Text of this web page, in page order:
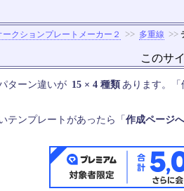
ークションプレートメーカー２ >> 多重線 >>
このサ
ターン違いが 15 × 4 種類 あります。
テンプレートがあったら「 作成ページ